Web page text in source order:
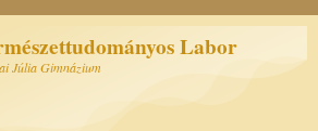
Labor
Júlia Gimnázium